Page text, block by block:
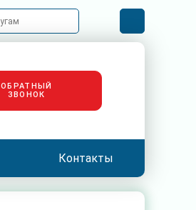
для
ОБРАТНЫЙ
ЗВОНОК
Контакты